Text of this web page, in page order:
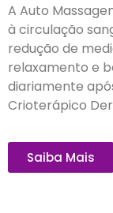
A Auto
à circulação
redução de
relaxamento e
diariamente
Crioterápico
Saiba Mais